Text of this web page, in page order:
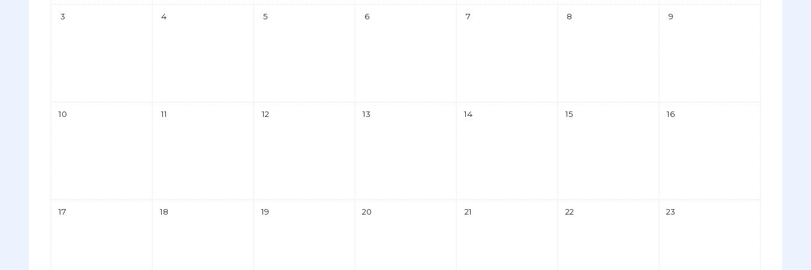
Sin eventos, lunes, 3 febrero
3 Sin eventos, martes, 4 febrero
4 Sin eventos, miércoles, 5 febrero
5 Sin eventos, jueves, 6 febrero
6 Sin eventos, viernes, 7 febrero
7 Sin eventos, sábado, 8 febrero
8 Sin eventos, domingo, 9 febrero
9
Sin eventos, lunes, 10 febrero
10 Sin eventos, martes, 11 febrero
11 Sin eventos, miércoles, 12 febrero
12 Sin eventos, jueves, 13 febrero
13 Sin eventos, viernes, 14 febrero
14 Sin eventos, sábado, 15 febrero
15 Sin eventos, domingo, 16 febrero
16
Sin eventos, lunes, 17 febrero
17 Sin eventos, martes, 18 febrero
18 Sin eventos, miércoles, 19 febrero
19 Sin eventos, jueves, 20 febrero
20 Sin eventos, viernes, 21 febrero
21 Sin eventos, sábado, 22 febrero
22 Sin eventos, domingo, 23 febrero
23